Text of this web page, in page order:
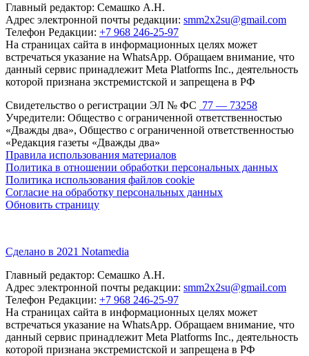
Главный редактор: Семашко А.Н.
Адрес электронной почты редакции: smm2x2su@gmail.com
Телефон Редакции: +7 968 246-25-97
На страницах сайта в информационных целях может
встречаться указание на WhatsApp. Обращаем внимание, что
данный сервис принадлежит Meta Platforms Inc., деятельность
которой признана экстремистской и запрещена в РФ
Свидетельство о регистрации ЭЛ № ФС 77 — 73258
Учредители: Общество с ограниченной ответственностью
«Дважды два», Общество с ограниченной ответственностью
«Редакция газеты «Дважды два»
Правила использования материалов
Политика в отношении обработки персональных данных
Политика использования файлов cookie
Согласие на обработку персональных данных
Обновить страницу
Сделано в 2021 Notamedia
Главный редактор: Семашко А.Н.
Адрес электронной почты редакции: smm2x2su@gmail.com
Телефон Редакции: +7 968 246-25-97
На страницах сайта в информационных целях может
встречаться указание на WhatsApp. Обращаем внимание, что
данный сервис принадлежит Meta Platforms Inc., деятельность
которой признана экстремистской и запрещена в РФ